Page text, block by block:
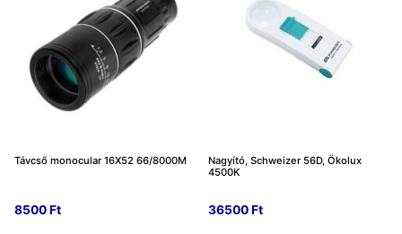
Távcső monocular 16X52 66/8000M
8500Ft
Nagyító, Schweizer 56D, Ökolux
4500K
36500Ft